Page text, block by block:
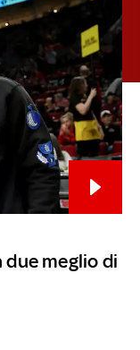
due meglio di